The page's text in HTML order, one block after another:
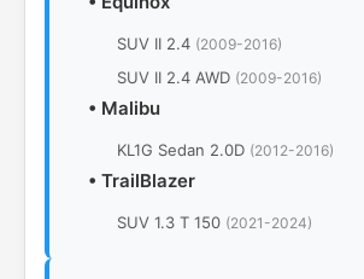
SUV II 2.4 (2009-2016)
SUV II 2.4 AWD (2009-2016)
• Malibu
KL1G Sedan 2.0D (2012-2016)
• TrailBlazer
SUV 1.3 T 150 (2021-2024)